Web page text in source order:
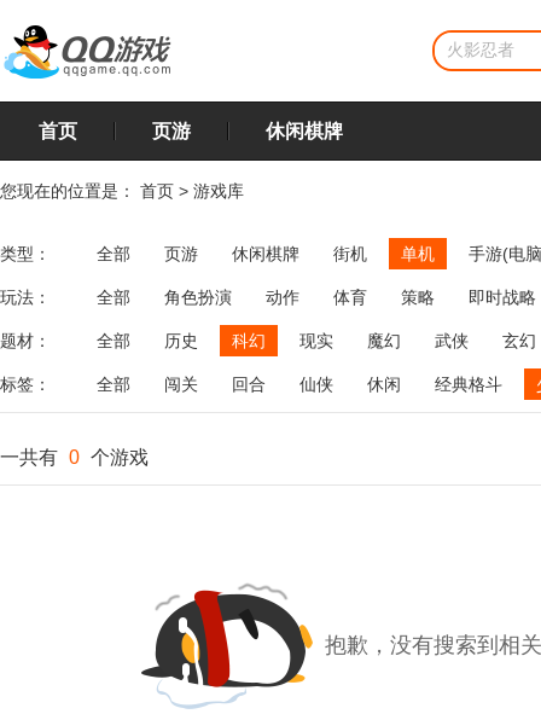
首页 页游 休闲棋牌
您现在的位置是： 首页 > 游戏库
类型： 全部 页游 休闲棋牌 街机 单机 手游(电
玩法： 全部 角色扮演 动作 体育 策略
即时战略
飞行
恋爱 第三人称射击 棋类 牌类 麻将
题材： 全部 历史 科幻 现实 魔幻 武侠 玄幻
标签： 全部 闯关 回合 仙侠 休闲 经典格斗
一共有 0 个游戏
抱歉，没有搜索到相